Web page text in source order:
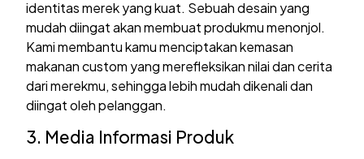
identitas merek yang kuat. Sebuah desain yang
mudah diingat akan membuat produkmu menonjol.
Kami membantu kamu menciptakan kemasan
makanan custom yang merefleksikan nilai dan cerita
dari merekmu, sehingga lebih mudah dikenali dan
diingat oleh pelanggan.
3. Media Informasi Produk